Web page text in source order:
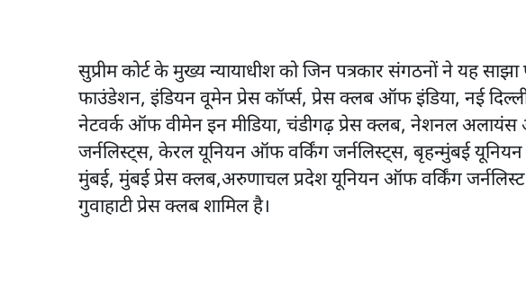
सुप्रीम कोर्ट के मुख्य न्यायाधीश को जिन पत्रकार संगठनों ने यह
फाउंडेशन, इंडियन वूमेन प्रेस कॉर्प्स, प्रेस क्लब ऑफ इंडिया, नई
नेटवर्क ऑफ वीमेन इन मीडिया, चंडीगढ़ प्रेस क्लब, नेशनल
जर्नलिस्ट्स, केरल यूनियन ऑफ वर्किंग जर्नलिस्ट्स, बृहन्मुंबई
मुंबई, मुंबई प्रेस क्लब,अरुणाचल प्रदेश यूनियन ऑफ वर्किंग
गुवाहाटी प्रेस क्लब शामिल है।